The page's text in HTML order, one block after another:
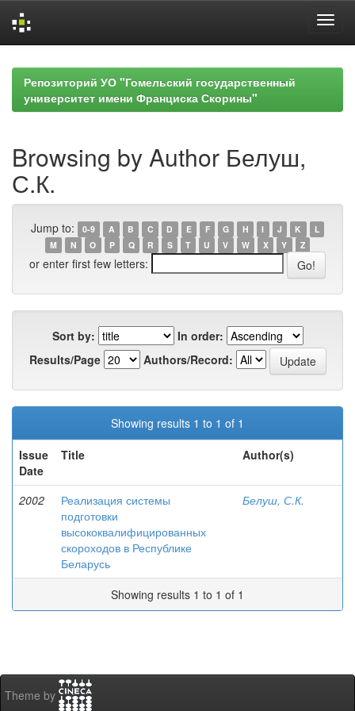
navigationРепозиторий УО "Гомельский государственный
университет имени Франциска Скорины"
Browsing by Author Белуш,
С.К.
Jump to: 0-9 A B C D E F G H I J K
L
M
N O P Q R S T U V W X Y Z
or enter first few letters:
Sort by:
In order:
Results/Page
Authors/Record:
Showing results 1 to 1 of 1
Issue
Date
Title Author(s)
2002
Реализация системы
подготовки
высококвалифицированных
скороходов в Республике
Беларусь
Белуш, С.К.
Showing results 1 to 1 of 1
Theme by